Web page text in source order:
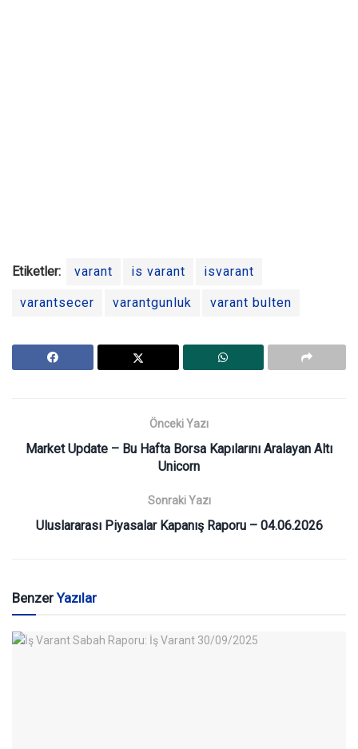
Etiketler: varant is varant isvarant
varantsecer varantgunluk varant bulten
Önceki Yazı
Market Update – Bu Hafta Borsa Kapılarını Aralayan Altı
Unicorn
Sonraki Yazı
Uluslararası Piyasalar Kapanış Raporu – 04.06.2026
BenzerYazılar